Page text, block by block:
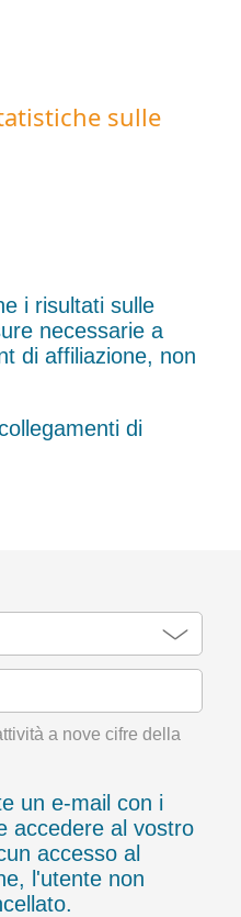
sulle
i risultati sulle
necessarie a
di affiliazione, non
di
a nove cifre della
un e-mail con i
accedere al vostro
accesso al
l'utente non